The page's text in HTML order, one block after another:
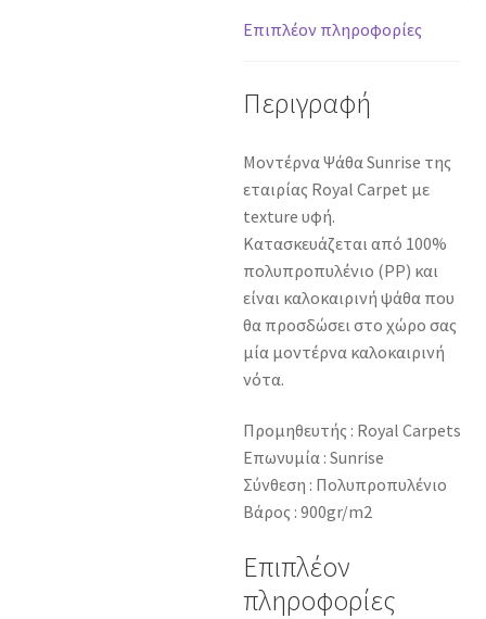
Επιπλέον πληροφορίες
Περιγραφή
Μοντέρνα Ψάθα Sunrise της
εταιρίας Royal Carpet με
texture υφή.
Κατασκευάζεται από 100%
πολυπροπυλένιο (PP) και
είναι καλοκαιρινή ψάθα που
θα προσδώσει στο χώρο σας
μία μοντέρνα καλοκαιρινή
νότα.
Προμηθευτής : Royal Carpets
Επωνυμία : Sunrise
Σύνθεση : Πολυπροπυλένιο
Βάρος : 900gr/m2
Επιπλέον
πληροφορίες